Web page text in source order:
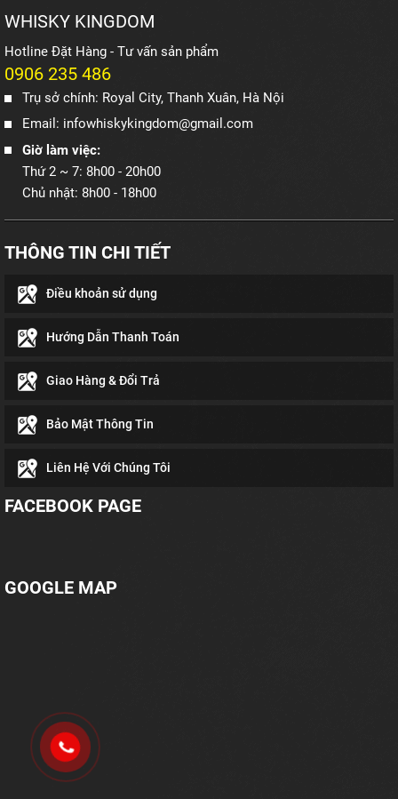
WHISKY KINGDOM
Hotline Đặt Hàng - Tư vấn sản phẩm
0906 235 486
Trụ sở chính: Royal City, Thanh Xuân, Hà Nội
Email: infowhiskykingdom@gmail.com
Giờ làm việc:
Thứ 2 ~ 7: 8h00 - 20h00
Chủ nhật: 8h00 - 18h00
THÔNG TIN CHI TIẾT
Điều khoản sử dụng
Hướng Dẫn Thanh Toán
Giao Hàng & Đổi Trả
Bảo Mật Thông Tin
Liên Hệ Với Chúng Tôi
FACEBOOK PAGE
GOOGLE MAP